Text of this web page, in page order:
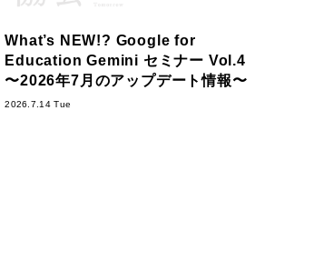
What’s NEW!? Google for
Education Gemini セミナー Vol.4
〜2026年7月のアップデート情報〜
2026.7.14 Tue